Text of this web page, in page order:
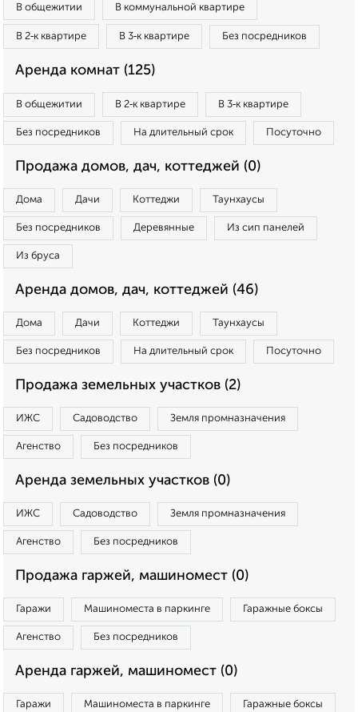
В общежитии В коммунальной квартире
В 2‑к квартире В 3‑к квартире Без посредников
Аренда комнат (125)
В общежитии В 2‑к квартире В 3‑к квартире
Без посредников На длительный срок Посуточно
Продажа домов, дач, коттеджей (0)
Дома Дачи Коттеджи Таунхаусы
Без посредников Деревянные Из сип панелей
Из бруса
Аренда домов, дач, коттеджей (46)
Дома Дачи Коттеджи Таунхаусы
Без посредников На длительный срок Посуточно
Продажа земельных участков (2)
ИЖС Садоводство Земля промназначения
Агенство Без посредников
Аренда земельных участков (0)
ИЖС Садоводство Земля промназначения
Агенство Без посредников
Продажа гаржей, машиномест (0)
Гаражи Машиноместа в паркинге Гаражные боксы
Агенство Без посредников
Аренда гаржей, машиномест (0)
Гаражи Машиноместа в паркинге Гаражные боксы